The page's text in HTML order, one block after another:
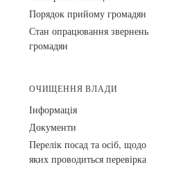
Порядок прийому громадян
Стан опрацювання звернень
громадян
ОЧИЩЕННЯ ВЛАДИ
Інформація
Документи
Перелік посад та осіб, щодо
яких проводиться перевірка